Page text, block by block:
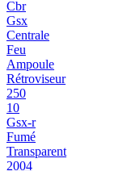
Cbr
Gsx
Centrale
Feu
Ampoule
Rétroviseur
250
10
Gsx-r
Fumé
Transparent
2004